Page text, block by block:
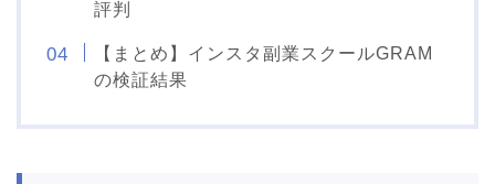
評判
【まとめ】インスタ副業スクールGRAM
の検証結果